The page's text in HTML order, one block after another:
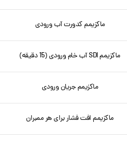
ماکزیمم کدورت آب ورودی
ماکزیمم SDI آب خام ورودی (15 دقیقه)
ماکزیمم جریان ورودی
ماکزیمم افت فشار برای هر ممبران